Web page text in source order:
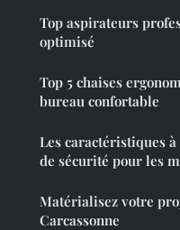
Top aspirateurs
optimisé
Top 5 chaises
bureau confortable
Les caractéristiques
de sécurité pour les
Matérialisez votre
Carcassonne